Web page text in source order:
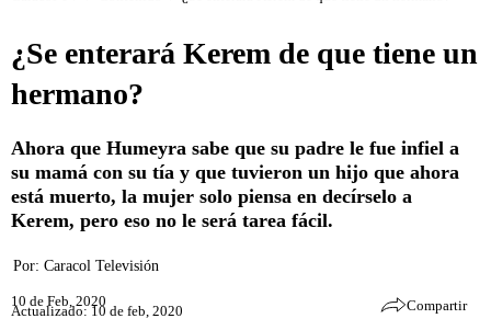
¿Se enterará Kerem de que tiene un
hermano?
Ahora que Humeyra sabe que su padre le fue infiel a
su mamá con su tía y que tuvieron un hijo que ahora
está muerto, la mujer solo piensa en decírselo a
Kerem, pero eso no le será tarea fácil.
Por: Caracol Televisión
10 de Feb, 2020
Actualizado: 10 de feb, 2020 Compartir